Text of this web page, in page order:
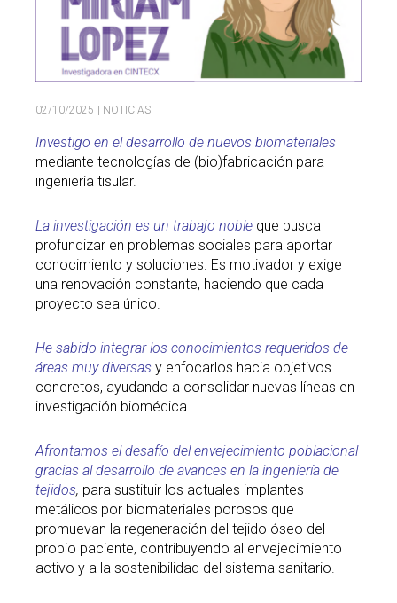
02/10/2025 | NOTICIAS
Investigo en el desarrollo de nuevos biomateriales
mediante tecnologías de (bio)fabricación para
ingeniería tisular.
La investigación es un trabajo noble que busca
profundizar en problemas sociales para aportar
conocimiento y soluciones. Es motivador y exige
una renovación constante, haciendo que cada
proyecto sea único.
He sabido integrar los conocimientos requeridos de
áreas muy diversas y enfocarlos hacia objetivos
concretos, ayudando a consolidar nuevas líneas en
investigación biomédica.
Afrontamos el desafío del envejecimiento poblacional
gracias al desarrollo de avances en la ingeniería de
tejidos, para sustituir los actuales implantes
metálicos por biomateriales porosos que
promuevan la regeneración del tejido óseo del
propio paciente, contribuyendo al envejecimiento
activo y a la sostenibilidad del sistema sanitario.